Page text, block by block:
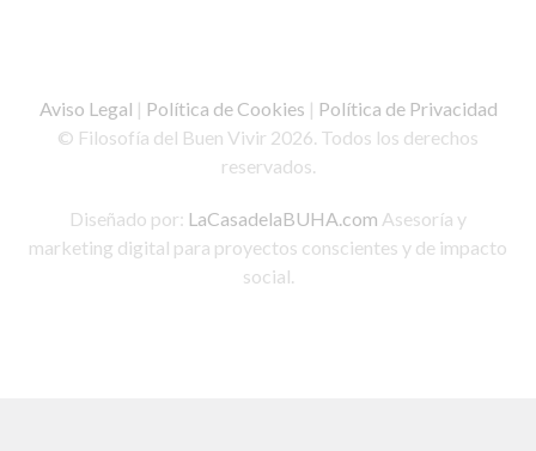
Aviso Legal | Política de Cookies | Política de Privacidad
© Filosofía del Buen Vivir 2026. Todos los derechos
reservados.
Diseñado por: LaCasadelaBUHA.com Asesoría y
marketing digital para proyectos conscientes y de impacto
social.